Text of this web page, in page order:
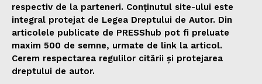
respectiv de la parteneri. Conținutul site-ului este
integral protejat de Legea Dreptului de Autor. Din
articolele publicate de PRESShub pot fi preluate
maxim 500 de semne, urmate de link la articol.
Cerem respectarea regulilor citării și protejarea
dreptului de autor.